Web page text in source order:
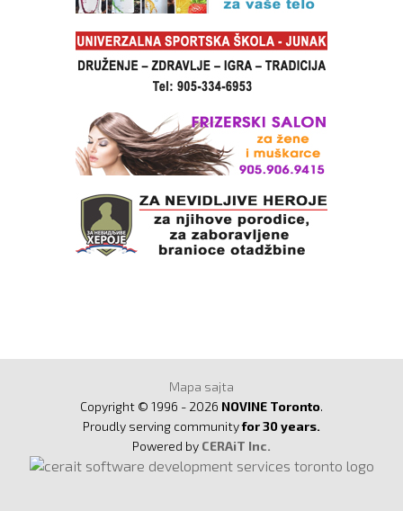
Mapa sajta
Copyright © 1996 - 2026 NOVINE Toronto.
Proudly serving communityfor 30 years.
Powered by CERAiT Inc.